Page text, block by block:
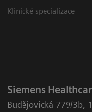
Klinické specializace
Siemens
Budějovická 779/3b,